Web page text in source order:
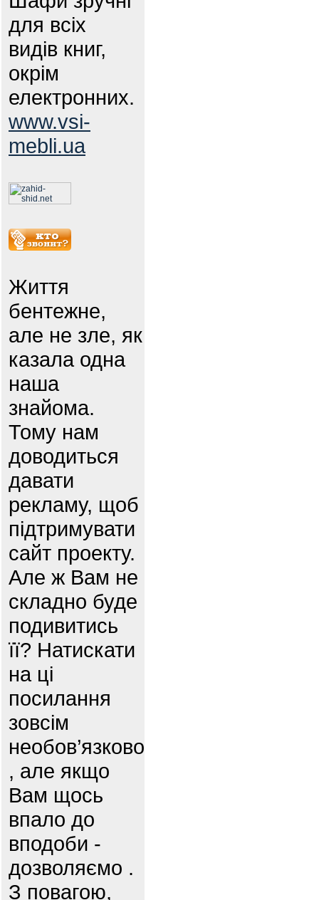
для всіх
видів книг,
окрім
електронних.
www.vsi-
mebli.ua
Життя
бентежне,
але не зле, як
казала одна
наша
знайома.
Тому нам
доводиться
давати
рекламу, щоб
підтримувати
сайт проекту.
Але ж Вам не
складно буде
подивитись
її? Натискати
на ці
посилання
зовсім
необов’язково
, але якщо
Вам щось
впало до
вподоби -
дозволяємо .
З повагою,